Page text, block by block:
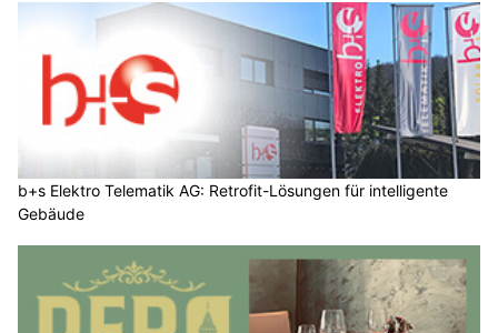
b+s Elektro Telematik AG: Retrofit-Lösungen für intelligente
Gebäude